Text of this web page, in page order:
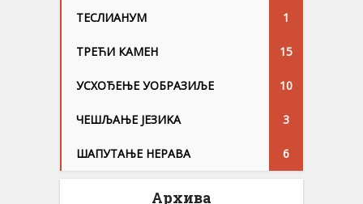
ТЕСЛИАНУМ 1
ТРЕЋИ КАМЕН 15
УСХОЂЕЊЕ УОБРАЗИЉЕ 10
ЧЕШЉАЊЕ ЈЕЗИKА 3
ШАПУТАЊЕ НЕРАВА 6
Архива